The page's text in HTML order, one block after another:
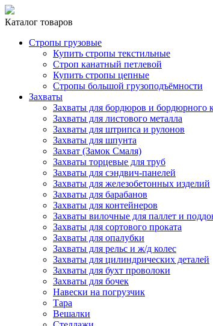
Каталог товаров
Стропы грузовые
Купить стропы текстильные
Строп канатный петлевой
Купить стропы цепные
Стропы большой грузоподъёмности
Захваты
Захваты для бордюров и бордюрного
Захваты для листового металла
Захваты для штрипса и рулонов
Захваты для шпунта
Захват (Замок Смаля)
Захваты торцевые для труб
Захваты для сэндвич-панелей
Захваты для железобетонных изделий
Захваты для барабанов
Захваты для контейнеров
Захваты вилочные для паллет и
Захваты для сортового проката
Захваты для опалубки
Захваты для рельс и ж/д колес
Захваты для цилиндрических деталей
Захваты для бухт проволоки
Захваты для бочек
Навески на погрузчик
Тара
Вешалки